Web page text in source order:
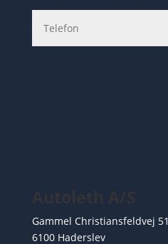
Gammel Christiansfeldvej 51
6100 Haderslev